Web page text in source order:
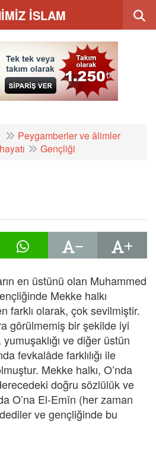
İSLAM
Peygamberler ve âlimler
Gençliği
en üstünü olan Muhammed
Mekke halkı
farklı olarak, çok sevilmiştir.
görülmemiş bir şekilde iyi
ve diğer üstün
fevkalâde farklılığı ile
Mekke halkı, O’nda
doğru sözlülük ve
O’na El-Emîn (her zaman
ve gençliğinde bu